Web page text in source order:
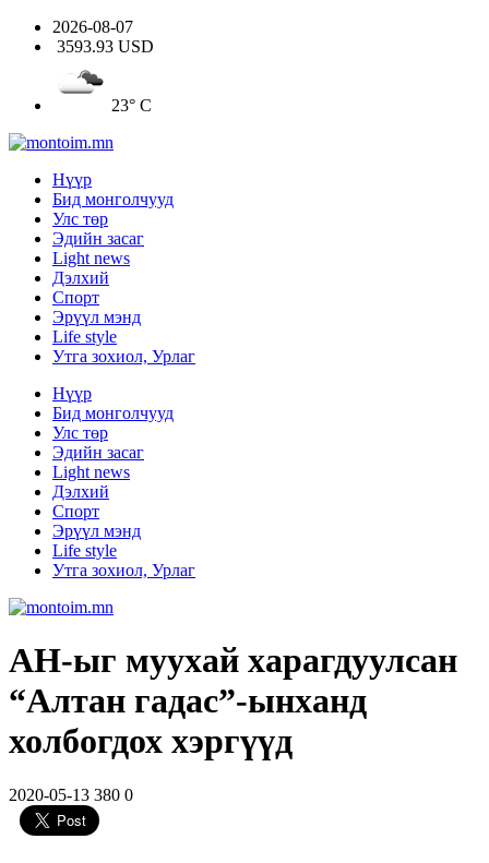
2026-08-07
3593.93 USD
23° C
Нүүр
Бид монголчууд
Улс төр
Эдийн засаг
Light news
Дэлхий
Спорт
Эрүүл мэнд
Life style
Утга зохиол, Урлаг
Нүүр
Бид монголчууд
Улс төр
Эдийн засаг
Light news
Дэлхий
Спорт
Эрүүл мэнд
Life style
Утга зохиол, Урлаг
АН-ыг муухай харагдуулсан
“Алтан гадас”-ынханд
холбогдох хэргүүд
2020-05-13 380 0